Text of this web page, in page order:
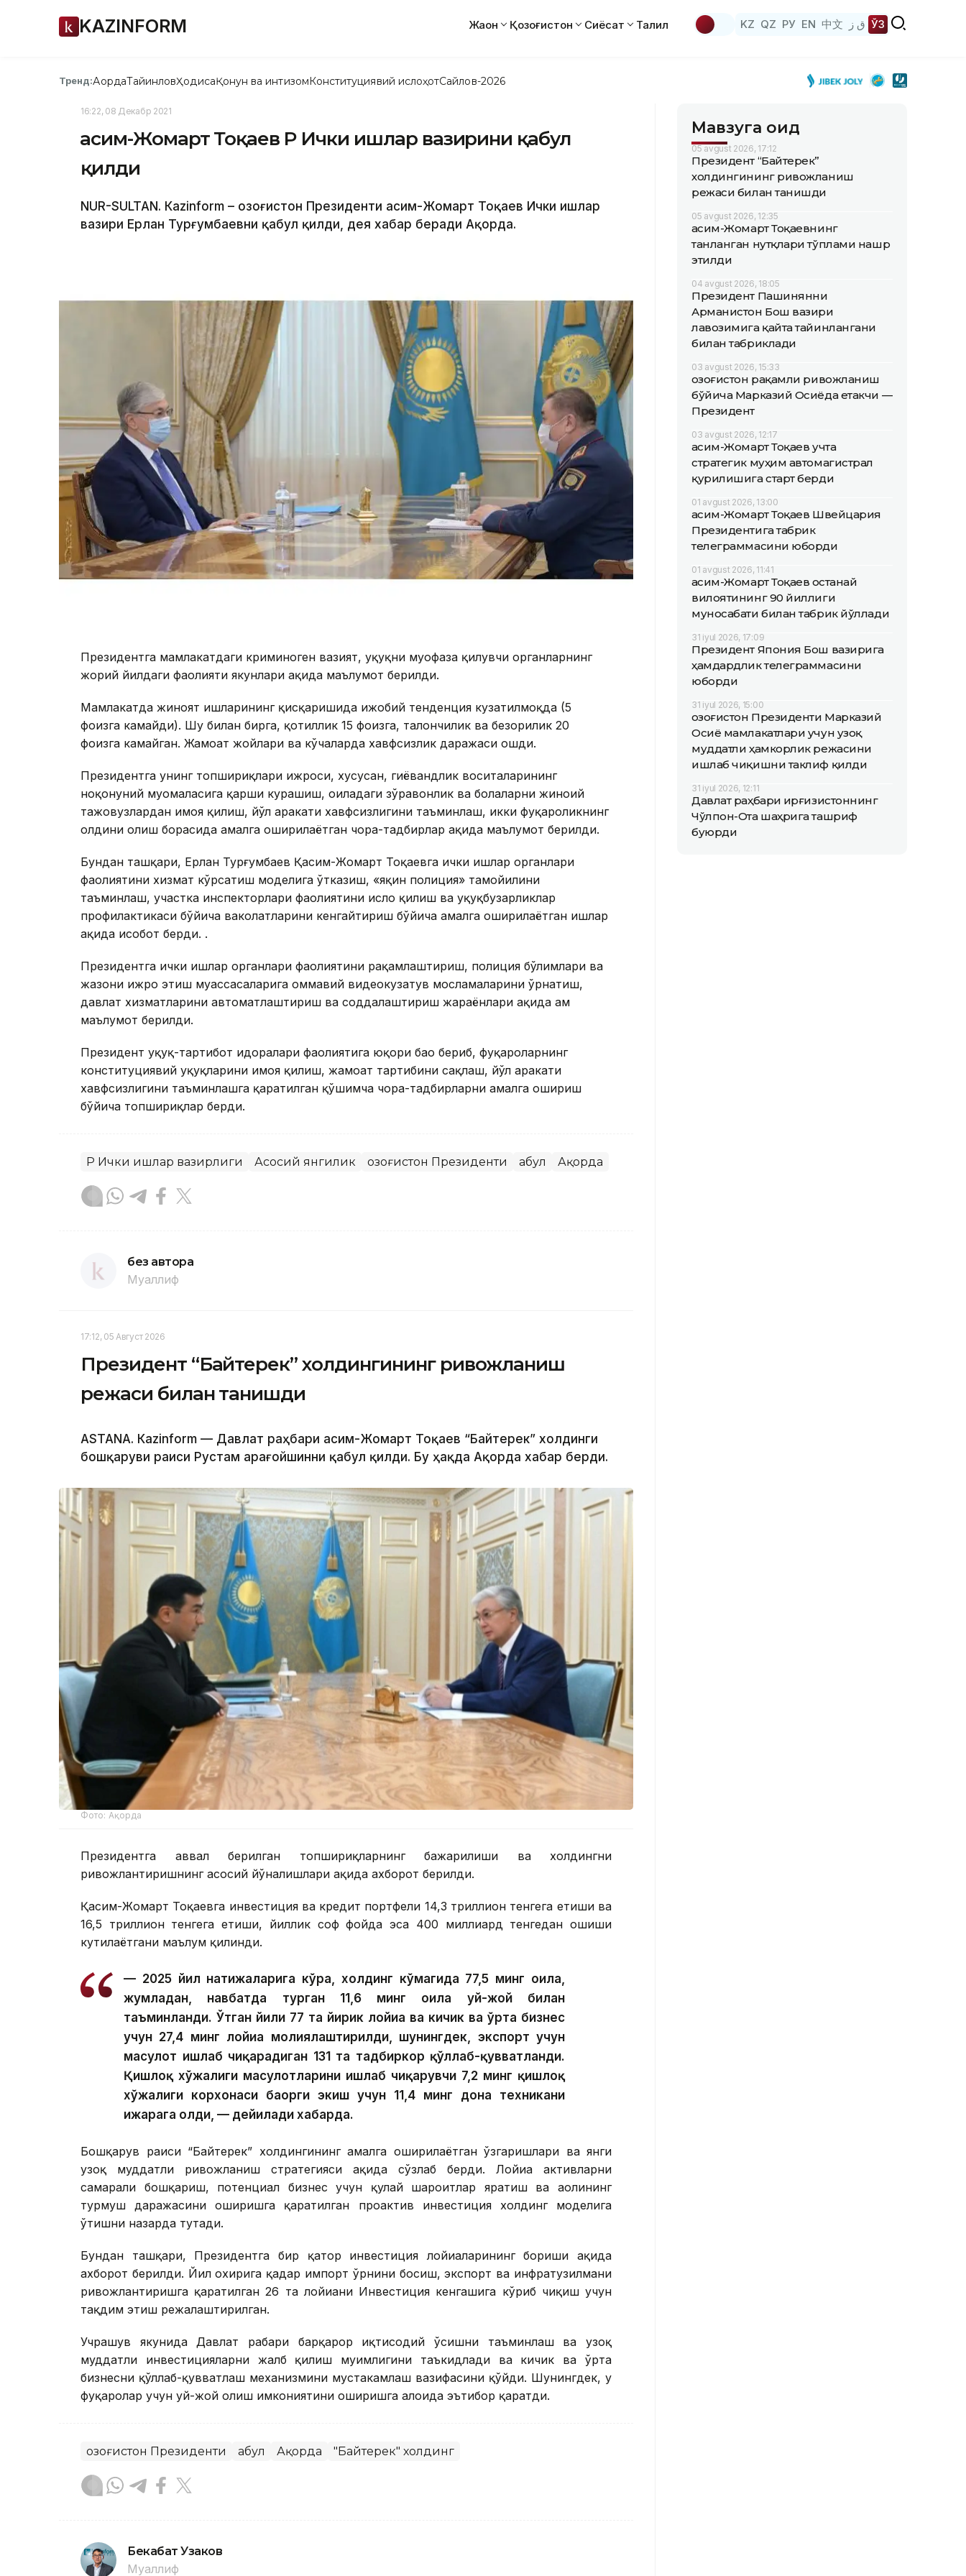
KAZINFORM Жаҳон Қозоғистон Сиёсат Таҳлил KZ QZ РУ EN 中文 ق ز ЎЗ
Тренд:АқордаТайинловҲодисаҚонун ва интизомКонституциявий ислоҳотСайлов-2026
16:22, 08 Декабр 2021
Қасим-Жомарт Тоқаев ҚР Ички ишлар вазирини қабул
қилди
NUR-SULTAN. Кazinform – Қозоғистон Президенти Қасим-Жомарт Тоқаев Ички ишлар
вазири Ерлан Турғумбаевни қабул қилди, дея хабар беради Aқорда.
Президентга мамлакатдаги криминоген вазият, ҳуқуқни муҳофаза қилувчи органларнинг
жорий йилдаги фаолияти якунлари ҳақида маълумот берилди.
Мамлакатда жиноят ишларининг қисқаришида ижобий тенденция кузатилмоқда (5
фоизга камайди). Шу билан бирга, қотиллик 15 фоизга, талончилик ва безорилик 20
фоизга камайган. Жамоат жойлари ва кўчаларда хавфсизлик даражаси ошди.
Президентга унинг топшириқлари ижроси, хусусан, гиёҳвандлик воситаларининг
ноқонуний муомаласига қарши курашиш, оиладаги зўравонлик ва болаларни жиноий
тажовузлардан ҳимоя қилиш, йўл ҳаракати хавфсизлигини таъминлаш, икки фуқароликнинг
олдини олиш борасида амалга оширилаётган чора-тадбирлар ҳақида маълумот берилди.
Бундан ташқари, Ерлан Турғумбаев Қасим-Жомарт Тоқаевга ички ишлар органлари
фаолиятини хизмат кўрсатиш моделига ўтказиш, «яқин полиция» тамойилини
таъминлаш, участка инспекторлари фаолиятини ислоҳ қилиш ва ҳуқуқбузарликлар
профилактикаси бўйича ваколатларини кенгайтириш бўйича амалга оширилаётган ишлар
ҳақида ҳисобот берди. .
Президентга ички ишлар органлари фаолиятини рақамлаштириш, полиция бўлимлари ва
жазони ижро этиш муассасаларига оммавий видеокузатув мосламаларини ўрнатиш,
давлат хизматларини автоматлаштириш ва соддалаштириш жараёнлари ҳақида ҳам
маълумот берилди.
Президент ҳуқуқ-тартибот идоралари фаолиятига юқори баҳо бериб, фуқароларнинг
конституциявий ҳуқуқларини ҳимоя қилиш, жамоат тартибини сақлаш, йўл ҳаракати
хавфсизлигини таъминлашга қаратилган қўшимча чора-тадбирларни амалга ошириш
бўйича топшириқлар берди.
ҚР Ички ишлар вазирлиги Асосий янгилик Қозоғистон Президенти Қабул Ақорда
без автора
Муаллиф
17:12, 05 Август 2026
Президент “Байтерек” холдингининг ривожланиш
режаси билан танишди
ASTANА. Каzinform — Давлат раҳбари Қасим-Жомарт Тоқаев “Байтерек” холдинги
бошқаруви раиси Рустам Қарағойшинни қабул қилди. Бу ҳақда Ақорда хабар берди.
Фото: Ақорда
Президентга аввал берилган топшириқларнинг бажарилиши ва холдингни
ривожлантиришнинг асосий йўналишлари ҳақида ахборот берилди.
Қасим-Жомарт Тоқаевга инвестиция ва кредит портфели 14,3 триллион тенгега етиши ва
16,5 триллион тенгега етиши, йиллик соф фойда эса 400 миллиард тенгедан ошиши
кутилаётгани маълум қилинди.
— 2025 йил натижаларига кўра, холдинг кўмагида 77,5 минг оила,
жумладан, навбатда турган 11,6 минг оила уй-жой билан
таъминланди. Ўтган йили 77 та йирик лойиҳа ва кичик ва ўрта бизнес
учун 27,4 минг лойиҳа молиялаштирилди, шунингдек, экспорт учун
маҳсулот ишлаб чиқарадиган 131 та тадбиркор қўллаб-қувватланди.
Қишлоқ хўжалиги маҳсулотларини ишлаб чиқарувчи 7,2 минг қишлоқ
хўжалиги корхонаси баҳорги экиш учун 11,4 минг дона техникани
ижарага олди, — дейилади хабарда.
Бошқарув раиси “Байтерек” холдингининг амалга оширилаётган ўзгаришлари ва янги
узоқ муддатли ривожланиш стратегияси ҳақида сўзлаб берди. Лойиҳа активларни
самарали бошқариш, потенциал бизнес учун қулай шароитлар яратиш ва аҳолининг
турмуш даражасини оширишга қаратилган проактив инвестиция холдинг моделига
ўтишни назарда тутади.
Бундан ташқари, Президентга бир қатор инвестиция лойиҳаларининг бориши ҳақида
ахборот берилди. Йил охирига қадар импорт ўрнини босиш, экспорт ва инфратузилмани
ривожлантиришга қаратилган 26 та лойиҳани Инвестиция кенгашига кўриб чиқиш учун
тақдим этиш режалаштирилган.
Учрашув якунида Давлат раҳбари барқарор иқтисодий ўсишни таъминлаш ва узоқ
муддатли инвестицияларни жалб қилиш муҳимлигини таъкидлади ва кичик ва ўрта
бизнесни қўллаб-қувватлаш механизмини мустаҳкамлаш вазифасини қўйди. Шунингдек, у
фуқаролар учун уй-жой олиш имкониятини оширишга алоҳида эътибор қаратди.
Қозоғистон Президенти Қабул Ақорда "Байтерек" холдинг
Бекабат Узаков
Муаллиф
Мавзуга оид
05 avgust 2026, 17:12
Президент “Байтерек”
холдингининг ривожланиш
режаси билан танишди
05 avgust 2026, 12:35
Қасим-Жомарт Тоқаевнинг
танланган нутқлари тўплами нашр
этилди
04 avgust 2026, 18:05
Президент Пашинянни
Арманистон Бош вазири
лавозимига қайта тайинлангани
билан табриклади
03 avgust 2026, 15:33
Қозоғистон рақамли ривожланиш
бўйича Марказий Осиёда етакчи —
Президент
03 avgust 2026, 12:17
Қасим-Жомарт Тоқаев учта
стратегик муҳим автомагистрал
қурилишига старт берди
01 avgust 2026, 13:00
Қасим-Жомарт Тоқаев Швейцария
Президентига табрик
телеграммасини юборди
01 avgust 2026, 11:41
Қасим-Жомарт Тоқаев Қостанай
вилоятининг 90 йиллиги
муносабати билан табрик йўллади
31 iyul 2026, 17:09
Президент Япония Бош вазирига
ҳамдардлик телеграммасини
юборди
31 iyul 2026, 15:00
Қозоғистон Президенти Марказий
Осиё мамлакатлари учун узоқ
муддатли ҳамкорлик режасини
ишлаб чиқишни таклиф қилди
31 iyul 2026, 12:11
Давлат раҳбари Қирғизистоннинг
Чўлпон-Ота шаҳрига ташриф
буюрди